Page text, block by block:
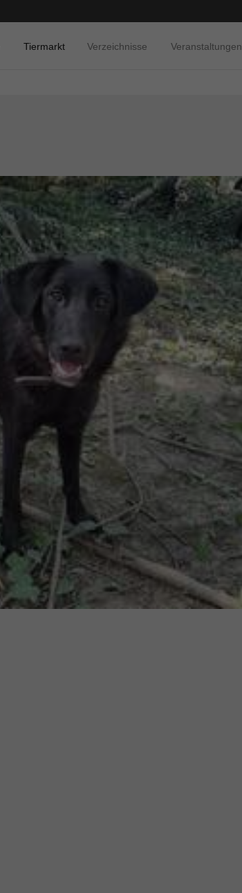
Tiermarkt Verzeichnisse Veranstaltungen